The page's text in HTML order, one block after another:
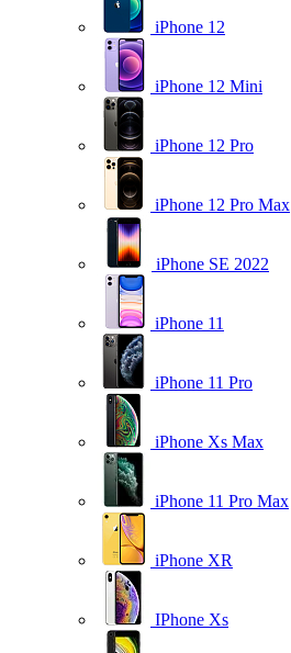
iPhone 12
iPhone 12 Mini
iPhone 12 Pro
iPhone 12 Pro Max
iPhone SE 2022
iPhone 11
iPhone 11 Pro
iPhone Xs Max
iPhone 11 Pro Max
iPhone XR
IPhone Xs